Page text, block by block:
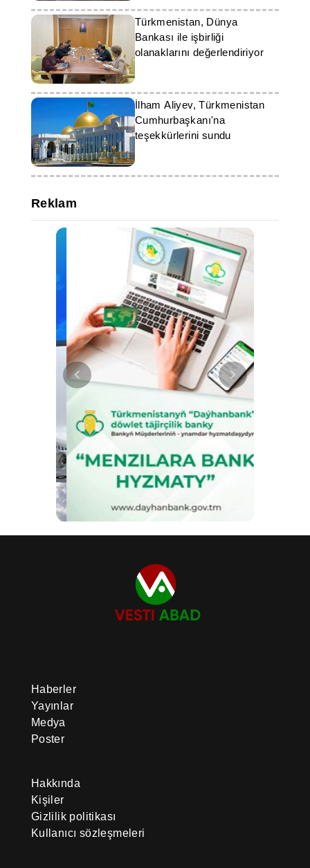
Türkmenistan, Dünya
Bankası ile işbirliği
olanaklarını değerlendiriyor
İlham Aliyev, Türkmenistan
Cumhurbaşkanı'na
teşekkürlerini sundu
Reklam
Haberler
Yayınlar
Medya
Poster
Hakkında
Kişiler
Gizlilik politikası
Kullanıcı sözleşmeleri